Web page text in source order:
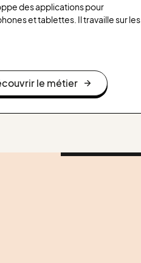
des applications pour
et tablettes. Il travaille sur les
des utilisateurs.
le métier